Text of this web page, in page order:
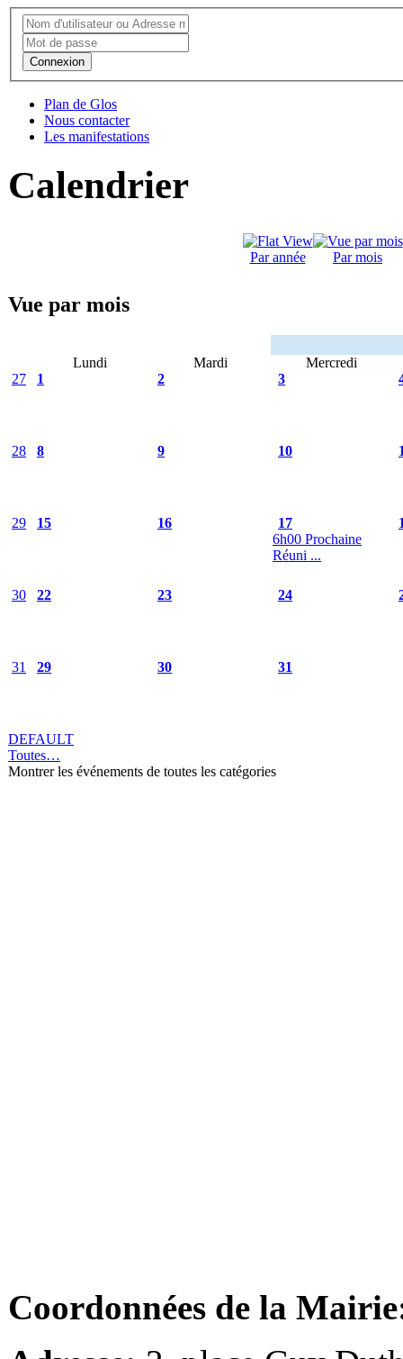
Connexion
Plan de Glos
Nous contacter
Les manifestations
Calendrier
Par année Par mois
Vue par mois
Lundi Mardi
Mercredi
27
1 2 3
28 8 9 10
29 15 16
17
6h00 Prochaine
Réuni ...
30 22 23 24
31 29 30 31
DEFAULT
Toutes…
Montrer les événements de toutes les catégories
Coordonnées de la